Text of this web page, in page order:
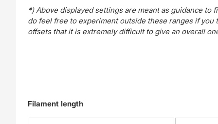
*) Above displayed settings are meant as guidance
do feel free to experiment outside these ranges if
offsets that it is extremely difficult to give an overall
Filament length